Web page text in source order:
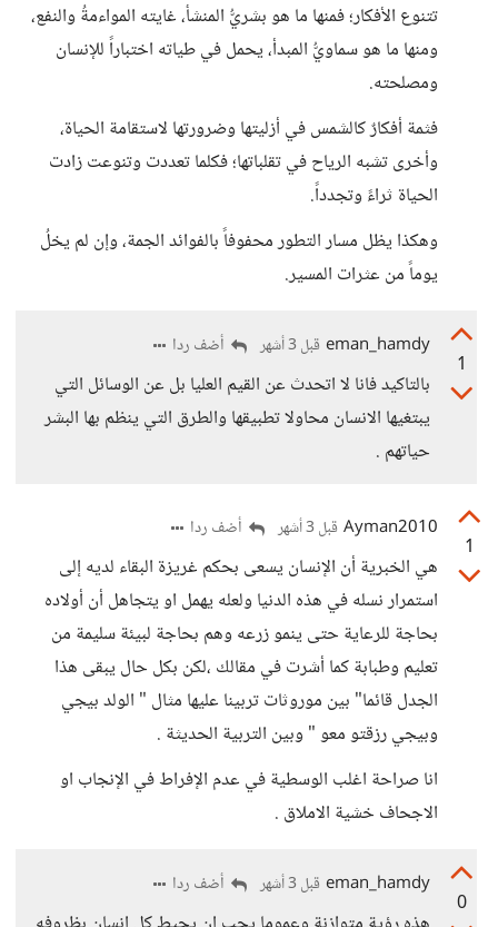
تتنوع الأفكار؛ فمنها ما هو بشريُّ المنشأ، غايته المواءمةُ والنفع،
ومنها ما هو سماويُّ المبدأ، يحمل في طياته اختباراً للإنسان
ومصلحته.
فثمة أفكارٌ كالشمس في أزليتها وضرورتها لاستقامة الحياة،
وأخرى تشبه الرياح في تقلباتها؛ فكلما تعددت وتنوعت زادت
الحياة ثراءً وتجدداً.
وهكذا يظل مسار التطور محفوفاً بالفوائد الجمة، وإن لم يخلُ
يوماً من عثرات المسير.
1
eman_hamdy قبل 3 أشهر أضف ردا
بالتاكيد فانا لا اتحدث عن القيم العليا بل عن الوسائل التي
يبتغيها الانسان محاولا تطبيقها والطرق التي ينظم بها البشر
حياتهم .
1
Ayman2010 قبل 3 أشهر أضف ردا
هي الخبرية أن الإنسان يسعى بحكم غريزة البقاء لديه إلى
استمرار نسله في هذه الدنيا ولعله يهمل او يتجاهل أن أولاده
بحاجة للرعاية حتى ينمو زرعه وهم بحاجة لبيئة سليمة من
تعليم وطبابة كما أشرت في مقالك ،لكن بكل حال يبقى هذا
الجدل قائما" بين موروثات تربينا عليها مثال " الولد بيجي
وبيجي رزقتو معو " وبين التربية الحديثة .
انا صراحة اغلب الوسطية في عدم الإفراط في الإنجاب او
الاجحاف خشية الاملاق .
0
eman_hamdy قبل 3 أشهر أضف ردا